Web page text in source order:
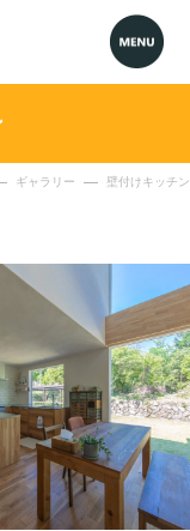
ギャラリー 壁付けキッチン